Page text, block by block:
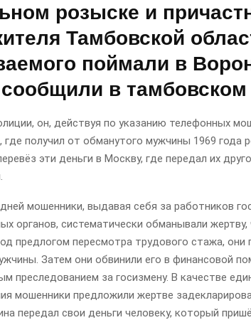
розыске и
Тамбовской
поймали в
сообщили в
он, действуя по указанию телефонных
где получил от обманутого мужчины 1969 года
эти деньги в Москву, где передал их
мошенники, выдавая себя за работников
органов, систематически обманывали
предлогом пересмотра трудового стажа, они
Затем они обвинили его в финансовой
преследованием за госизмену. В качестве
мошенники предложили жертве
передал свои деньги человеку, который